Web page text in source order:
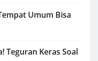
Umum Bisa
Teguran Keras Soal